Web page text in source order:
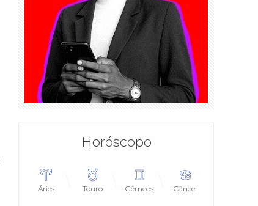
Horóscopo
Áries Touro Gêmeos Câncer